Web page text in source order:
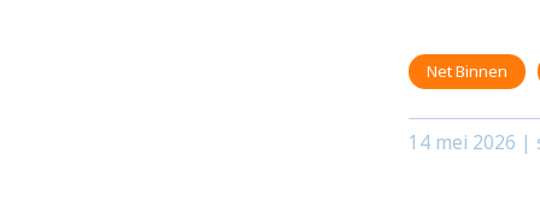
Net Binnen
14 mei 2026 |